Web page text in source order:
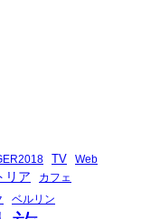
TV Web
リア
カフェ
ベルリン